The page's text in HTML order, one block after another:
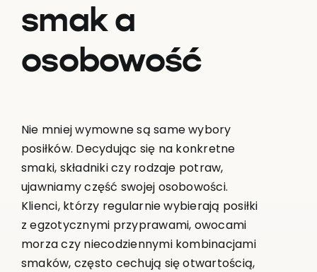
smak a
osobowość
Nie mniej wymowne są same wybory
posiłków. Decydując się na konkretne
smaki, składniki czy rodzaje potraw,
ujawniamy część swojej osobowości.
Klienci, którzy regularnie wybierają posiłki
z egzotycznymi przyprawami, owocami
morza czy niecodziennymi kombinacjami
smaków, często cechują się otwartością,